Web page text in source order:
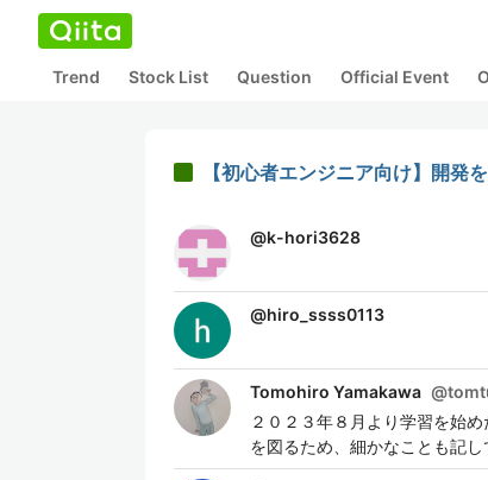
Trend Stock List Question Official Event
【初心者エンジニア向け】開発
@k-hori3628
@hiro_ssss0113
Tomohiro Yamakawa @
２０２３年８月より学習を始
を図るため、細かなことも記